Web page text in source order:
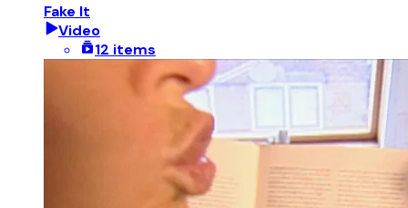
Fake It
Video
12 items